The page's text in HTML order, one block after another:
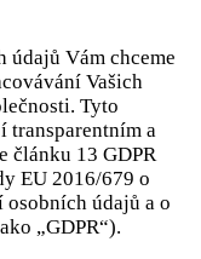
údajů Vám chceme
Vašich
Tyto
transparentním a
článku 13 GDPR
EU 2016/679 o
údajů a o
„GDPR“).